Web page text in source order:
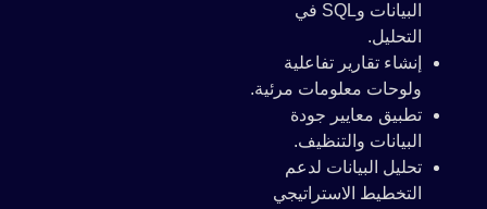
البيانات وSQL في
التحليل.
إنشاء تقارير تفاعلية
ولوحات معلومات مرئية.
تطبيق معايير جودة
البيانات والتنظيف.
تحليل البيانات لدعم
التخطيط الاستراتيجي